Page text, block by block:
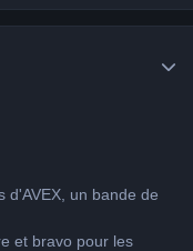
d'AVEX, un bande de
et bravo pour les